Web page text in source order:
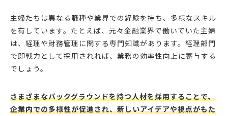
主婦たちは異なる職種や業界での経験を持ち、多様なスキル
を有しています。たとえば、元々金融業界で働いていた主婦
は、経理や財務管理に関する専門知識があります。経理部門
で即戦力として採用されれば、業務の効率性向上に寄与する
でしょう。
さまざまなバックグラウンドを持つ人材を採用することで、
企業内での多様性が促進され、新しいアイデアや視点がもた